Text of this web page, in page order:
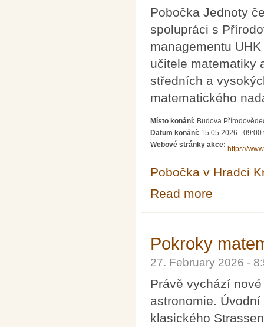
Pobočka Jednoty
spolupráci s
managementu
učitele matematiky
středních a
matematického
Místo konání: Budova
Datum konání: 15.05.2026 - 09:00
Webové stránky akce:
https://
Pobočka v Hradci
Read more
Pokroky
27. February 2026 -
Právě vychází
astronomie.
klasického